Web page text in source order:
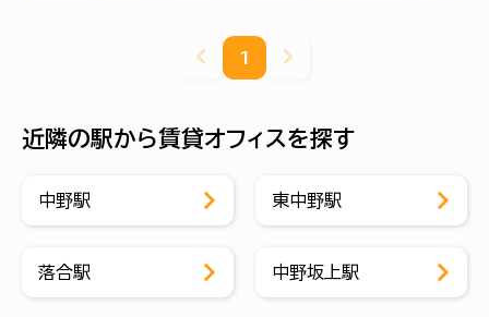
1
近隣の駅から賃貸オフィスを探す
中野駅 東中野駅
落合駅 中野坂上駅